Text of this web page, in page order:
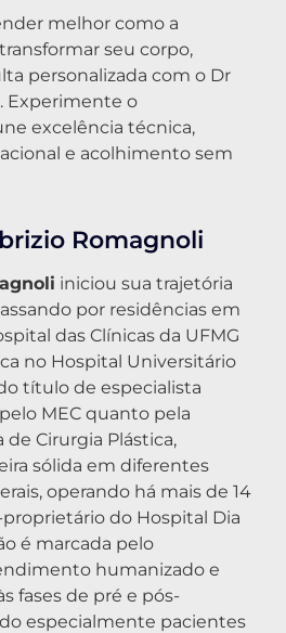
melhor como a
seu corpo,
personalizada com o Dr
Experimente o
excelência técnica,
e acolhimento sem
Romagnoli
iniciou sua trajetória
por residências em
das Clínicas da UFMG
no Hospital Universitário
título de especialista
MEC quanto pela
de Cirurgia Plástica,
sólida em diferentes
operando há mais de 14
do Hospital Dia
é marcada pelo
humanizado e
fases de pré e pós-
especialmente pacientes